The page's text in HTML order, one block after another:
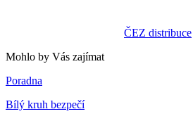
ČEZ distribuce
Mohlo by Vás zajímat
Poradna
Bílý kruh bezpečí